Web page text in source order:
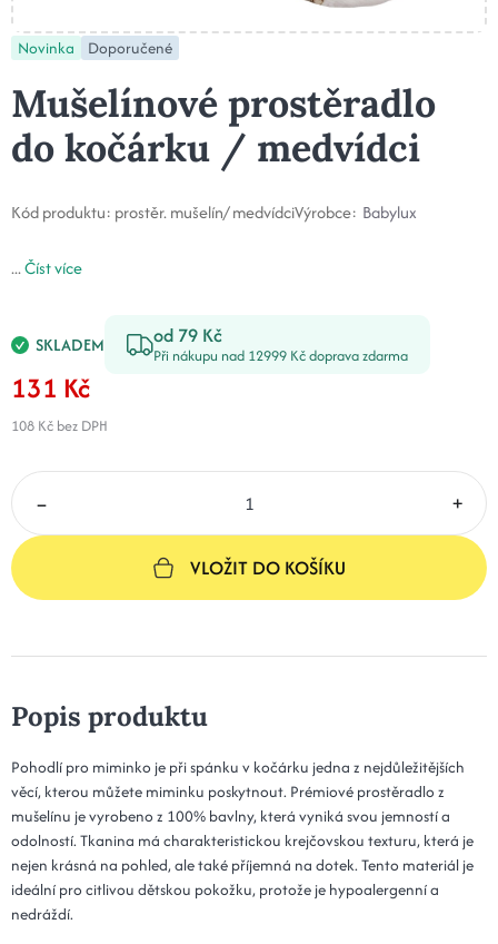
Novinka Doporučené
Mušelínové prostěradlo
do kočárku / medvídci
Kód produktu: prostěr. mušelín/ medvídciVýrobce: Babylux
...Číst více
SKLADEM od 79 Kč
Při nákupu nad 12999 Kč doprava zdarma
131 Kč
108 Kč bez DPH
– +
VLOŽIT DO KOŠÍKU
Popis produktu
Pohodlí pro miminko je při spánku v kočárku jedna z nejdůležitějších
věcí, kterou můžete miminku poskytnout. Prémiové prostěradlo z
mušelínu je vyrobeno z 100% bavlny, která vyniká svou jemností a
odolností. Tkanina má charakteristickou krejčovskou texturu, která je
nejen krásná na pohled, ale také příjemná na dotek. Tento materiál je
ideální pro citlivou dětskou pokožku, protože je hypoalergenní a
nedráždí.